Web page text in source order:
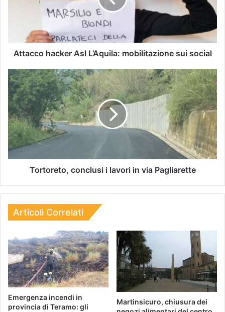
Attacco hacker Asl L’Aquila: mobilitazione sui social
Tortoreto, conclusi i lavori in via Pagliarette
Articoli Correlati
Emergenza incendi in
provincia di Teramo: gli
Martinsicuro, chiusura dei